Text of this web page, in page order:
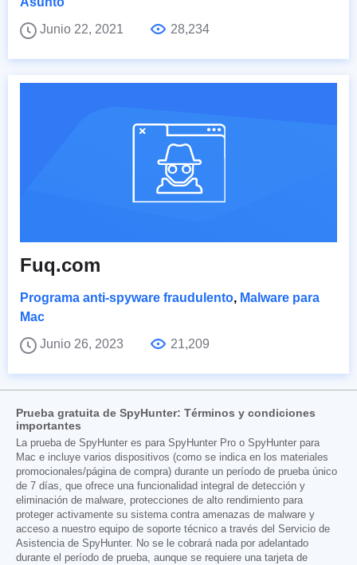
Junio 22, 2021
28,234
Fuq.com
Programa anti-spyware fraudulento, Malware para
Mac
Junio 26, 2023
21,209
Prueba gratuita de SpyHunter: Términos y condiciones
importantes
La prueba de SpyHunter es para SpyHunter Pro o SpyHunter para
Mac e incluye varios dispositivos (como se indica en los materiales
promocionales/página de compra) durante un período de prueba único
de 7 días, que ofrece una funcionalidad integral de detección y
eliminación de malware, protecciones de alto rendimiento para
proteger activamente su sistema contra amenazas de malware y
acceso a nuestro equipo de soporte técnico a través del Servicio de
Asistencia de SpyHunter. No se le cobrará nada por adelantado
durante el período de prueba, aunque se requiere una tarjeta de